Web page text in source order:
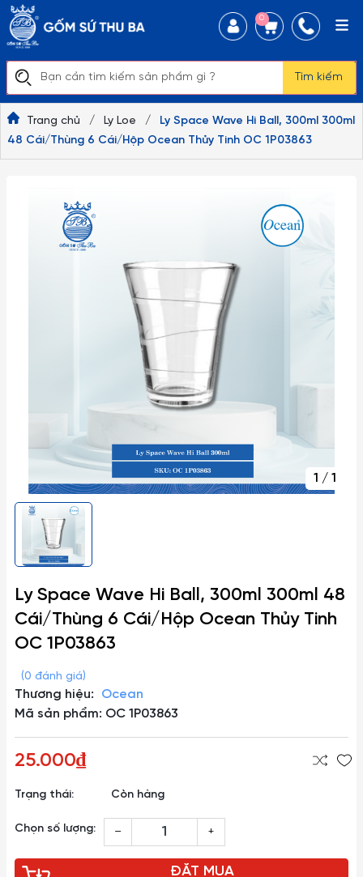
Tìm kiếm
0
Trang chủ / Ly Loe /
Ly Space Wave Hi Ball, 300ml 300ml
48 Cái/Thùng 6 Cái/Hộp Ocean Thủy Tinh OC 1P03863
1 / 1
Ly Space Wave Hi Ball, 300ml 300ml 48
Cái/Thùng 6 Cái/Hộp Ocean Thủy Tinh
OC 1P03863
(0 đánh giá)
Thương hiệu:
Ocean
Mã sản phẩm: OC 1P03863
25.000₫
Trạng thái: Còn hàng
Chọn số lượng: – +
ĐẶT MUA